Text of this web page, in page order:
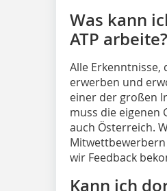
Was kann
ATP arbeite?
Alle Erkenntnisse,
erwerben und
einer der großen
muss die eigenen
auch Österreich.
Mitwettbewerbern
wir Feedback
Kann ich